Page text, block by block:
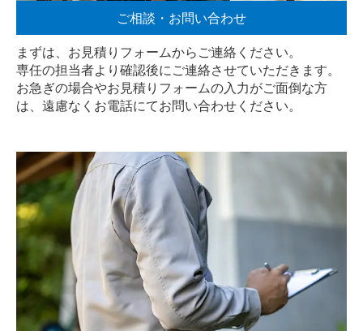
ご相談・お問い合わせ
まずは、お見積りフォームからご連絡ください。
専任の担当者より確認後にご連絡させていただきます。
お急ぎの場合やお見積りフォームの入力がご面倒な方
は、遠慮なく お電話にてお問い合わせください。